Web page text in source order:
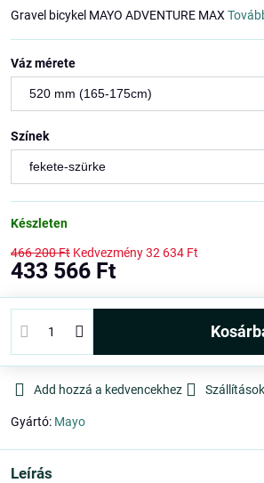
Gravel bicykel MAYO ADVENTURE MAX
Váz mérete
Színek
Készleten
466 200 Ft Kedvezmény32 634 Ft
433 566 Ft
Add hozzá a kedvencekhez Szállítások
Gyártó: Mayo
Leírás